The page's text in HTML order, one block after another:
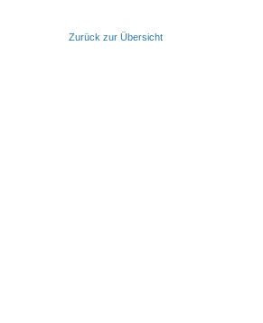
Zurück zur Übersicht